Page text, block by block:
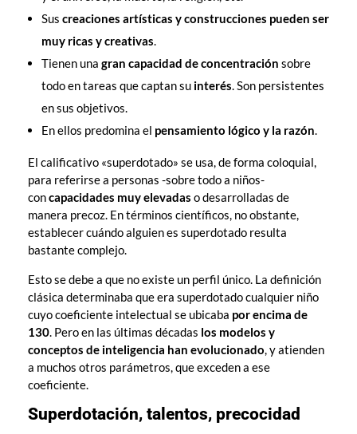
Sus creaciones artísticas y construcciones pueden ser
muy ricas y creativas.
Tienen una gran capacidad de concentración sobre
todo en tareas que captan su interés. Son persistentes
en sus objetivos.
En ellos predomina el pensamiento lógico y la razón.
El calificativo «superdotado» se usa, de forma coloquial,
para referirse a personas -sobre todo a niños-
concapacidades muy elevadas o desarrolladas de
manera precoz. En términos científicos, no obstante,
establecer cuándo alguien es superdotado resulta
bastante complejo.
Esto se debe a que no existe un perfil único. La definición
clásica determinaba que era superdotado cualquier niño
cuyo coeficiente intelectual se ubicaba por encima de
130. Pero en las últimas décadas los modelos y
conceptos de inteligencia han evolucionado, y atienden
a muchos otros parámetros, que exceden a ese
coeficiente.
Superdotación, talentos, precocidad